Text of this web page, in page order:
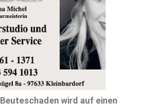
Beuteschaden wird auf einen